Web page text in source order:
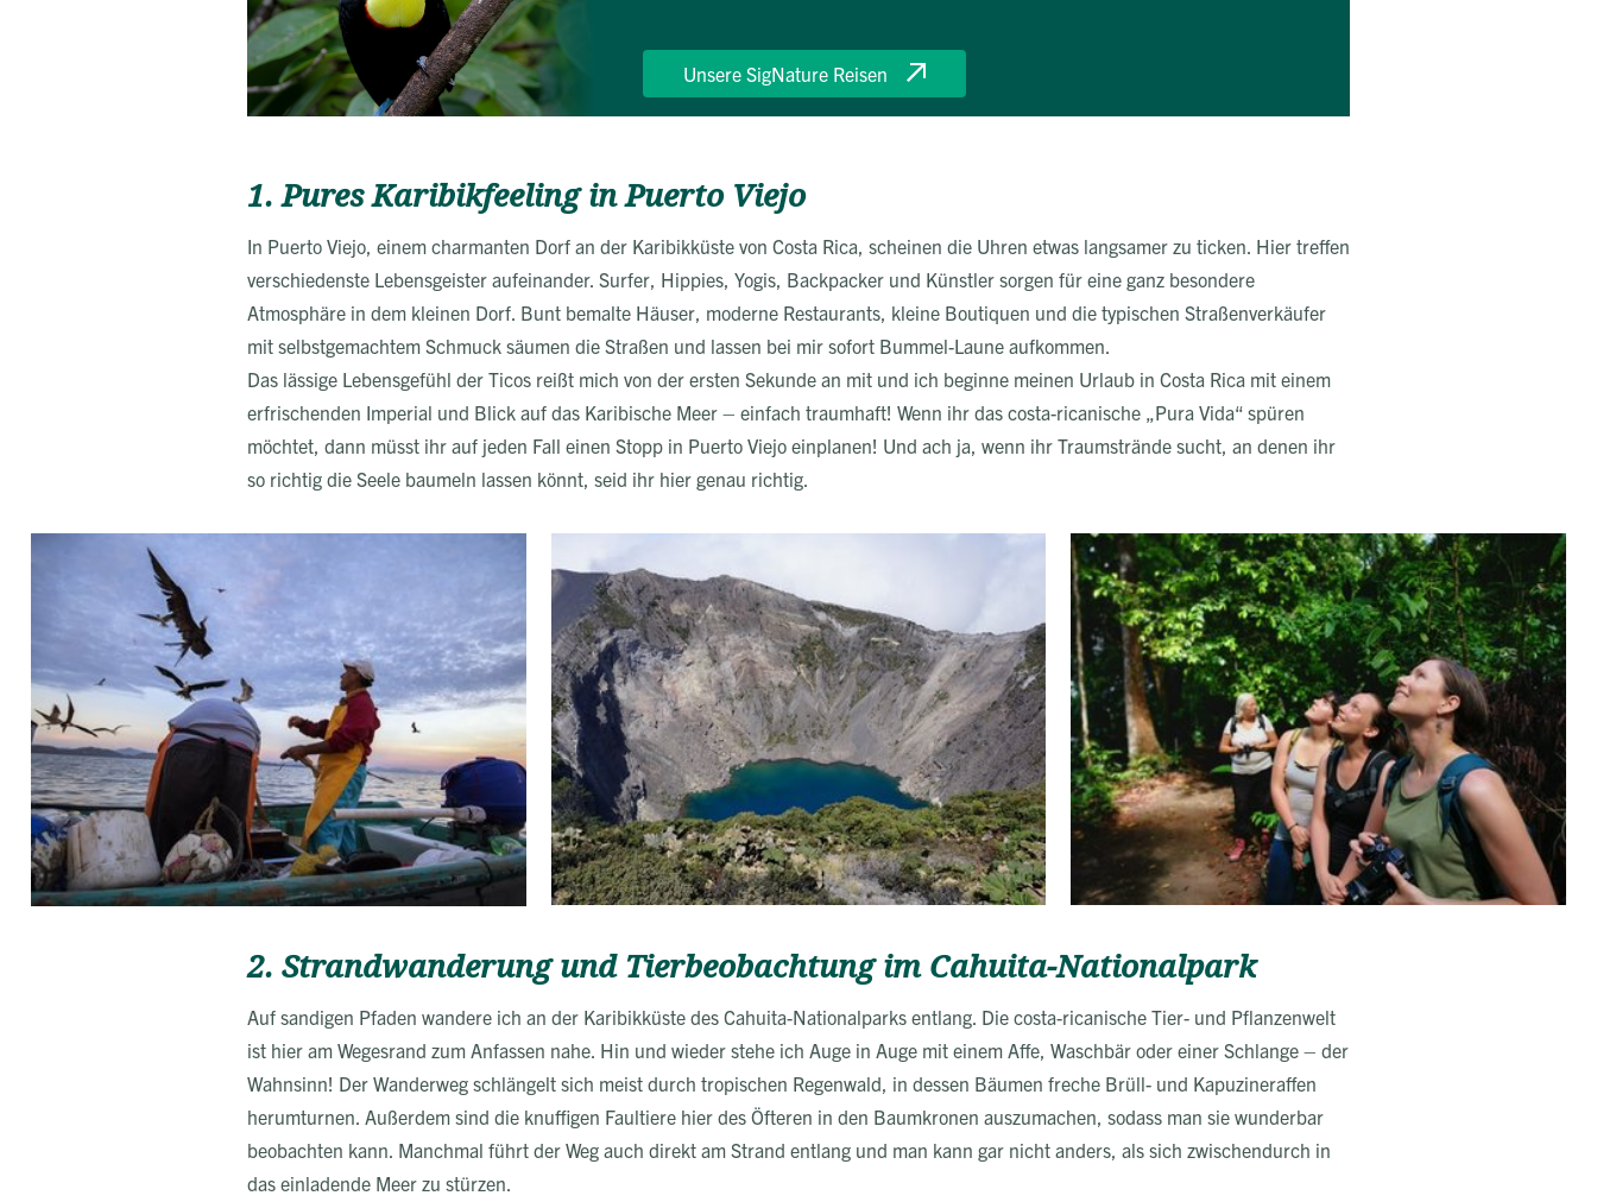
Unsere SigNature Reisen
1. Pures Karibikfeeling in Puerto Viejo
In Puerto Viejo, einem charmanten Dorf an der Karibikküste von Costa Rica, scheinen die Uhren etwas langsamer zu ticken. Hier treffen
verschiedenste Lebensgeister aufeinander. Surfer, Hippies, Yogis, Backpacker und Künstler sorgen für eine ganz besondere
Atmosphäre in dem kleinen Dorf. Bunt bemalte Häuser, moderne Restaurants, kleine Boutiquen und die typischen Straßenverkäufer
mit selbstgemachtem Schmuck säumen die Straßen und lassen bei mir sofort Bummel-Laune aufkommen.
Das lässige Lebensgefühl der Ticos reißt mich von der ersten Sekunde an mit und ich beginne meinen Urlaub in Costa Rica mit einem
erfrischenden Imperial und Blick auf das Karibische Meer – einfach traumhaft! Wenn ihr das costa-ricanische „Pura Vida“ spüren
möchtet, dann müsst ihr auf jeden Fall einen Stopp in Puerto Viejo einplanen! Und ach ja, wenn ihr Traumstrände sucht, an denen ihr
so richtig die Seele baumeln lassen könnt, seid ihr hier genau richtig.
2. Strandwanderung und Tierbeobachtung im Cahuita-Nationalpark
Auf sandigen Pfaden wandere ich an der Karibikküste des Cahuita-Nationalparks entlang. Die costa-ricanische Tier- und Pflanzenwelt
ist hier am Wegesrand zum Anfassen nahe. Hin und wieder stehe ich Auge in Auge mit einem Affe, Waschbär oder einer Schlange – der
Wahnsinn! Der Wanderweg schlängelt sich meist durch tropischen Regenwald, in dessen Bäumen freche Brüll- und Kapuzineraffen
herumturnen. Außerdem sind die knuffigen Faultiere hier des Öfteren in den Baumkronen auszumachen, sodass man sie wunderbar
beobachten kann. Manchmal führt der Weg auch direkt am Strand entlang und man kann gar nicht anders, als sich zwischendurch in
das einladende Meer zu stürzen.